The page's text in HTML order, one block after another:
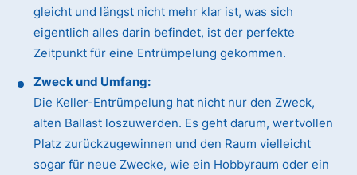
gleicht und längst nicht mehr klar ist, was sich
eigentlich alles darin befindet, ist der perfekte
Zeitpunkt für eine Entrümpelung gekommen.
Zweck und Umfang:
Die Keller-Entrümpelung hat nicht nur den Zweck,
alten Ballast loszuwerden. Es geht darum, wertvollen
Platz zurückzugewinnen und den Raum vielleicht
sogar für neue Zwecke, wie ein Hobbyraum oder ein